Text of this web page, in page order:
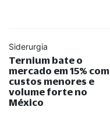
Siderurgia
Ternium bate o
mercado em 15% com
custos menores e
volume forte no
México